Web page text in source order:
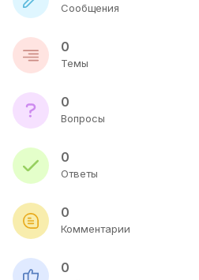
Сообщения
0
Темы
0
Вопросы
0
Ответы
0
Комментарии
0